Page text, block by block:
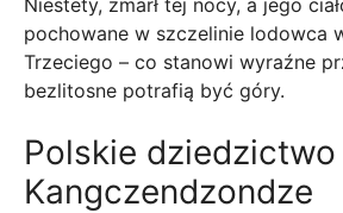
pochowane w szczelinie lodowca
Trzeciego – co stanowi wyraźne
bezlitosne potrafią być góry.
Polskie dziedzictwo
Kangczendzondze